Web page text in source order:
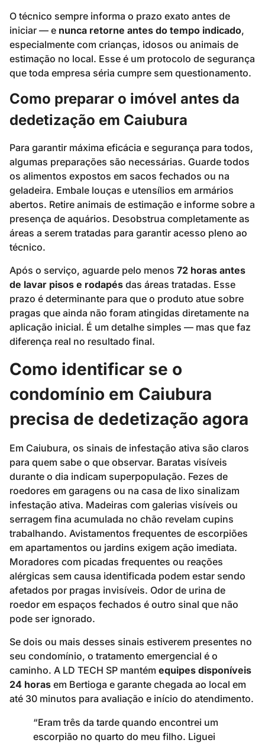
O técnico sempre informa o prazo exato antes de
iniciar — e nunca retorne antes do tempo indicado,
especialmente com crianças, idosos ou animais de
estimação no local. Esse é um protocolo de segurança
que toda empresa séria cumpre sem questionamento.
Como preparar o imóvel antes da
dedetização em Caiubura
Para garantir máxima eficácia e segurança para todos,
algumas preparações são necessárias. Guarde todos
os alimentos expostos em sacos fechados ou na
geladeira. Embale louças e utensílios em armários
abertos. Retire animais de estimação e informe sobre a
presença de aquários. Desobstrua completamente as
áreas a serem tratadas para garantir acesso pleno ao
técnico.
Após o serviço, aguarde pelo menos 72 horas antes
de lavar pisos e rodapés das áreas tratadas. Esse
prazo é determinante para que o produto atue sobre
pragas que ainda não foram atingidas diretamente na
aplicação inicial. É um detalhe simples — mas que faz
diferença real no resultado final.
Como identificar se o
condomínio em Caiubura
precisa de dedetização agora
Em Caiubura, os sinais de infestação ativa são claros
para quem sabe o que observar. Baratas visíveis
durante o dia indicam superpopulação. Fezes de
roedores em garagens ou na casa de lixo sinalizam
infestação ativa. Madeiras com galerias visíveis ou
serragem fina acumulada no chão revelam cupins
trabalhando. Avistamentos frequentes de escorpiões
em apartamentos ou jardins exigem ação imediata.
Moradores com picadas frequentes ou reações
alérgicas sem causa identificada podem estar sendo
afetados por pragas invisíveis. Odor de urina de
roedor em espaços fechados é outro sinal que não
pode ser ignorado.
Se dois ou mais desses sinais estiverem presentes no
seu condomínio, o tratamento emergencial é o
caminho. A LD TECH SP mantém equipes disponíveis
24 horas em Bertioga e garante chegada ao local em
até 30 minutos para avaliação e início do atendimento.
“Eram três da tarde quando encontrei um
escorpião no quarto do meu filho. Liguei